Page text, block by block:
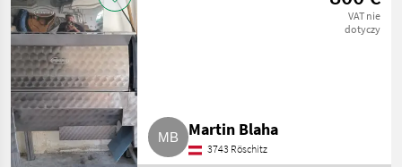
VAT nie
dotyczy
Martin Blaha
3743 Röschitz